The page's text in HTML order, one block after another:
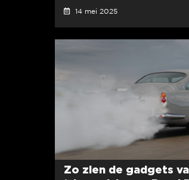
14 mei 2025
Zo zien de gadgets